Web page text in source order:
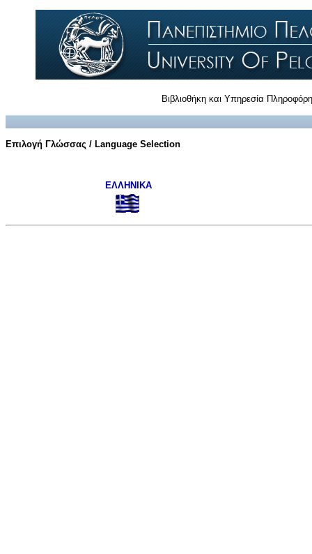
Βιβλιοθήκη και Υπηρεσία
Επιλογή Γλώσσας / Language Selection
ΕΛΛΗΝΙΚΑ